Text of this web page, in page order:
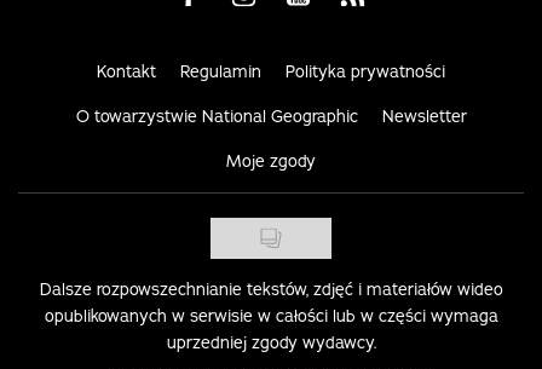
Kontakt Regulamin Polityka prywatności
O towarzystwie National Geographic Newsletter
Moje zgody
Dalsze rozpowszechnianie tekstów, zdjęć i materiałów wideo
opublikowanych w serwisie w całości lub w części wymaga
uprzedniej zgody wydawcy.